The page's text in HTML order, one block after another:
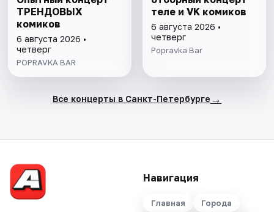
ТРЕНДОВЫХ
комиков
6 августа 2026 •
четверг
POPRAVKA BAR
теле и VK комиков
6 августа 2026 •
четверг
Popravka Bar
Все концерты в Санкт-Петербурге →
Навигация
Главная Города